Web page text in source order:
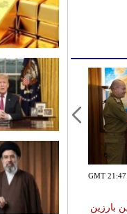
الخميس ,06 آب / أغسطس GMT 21:47
بارزين